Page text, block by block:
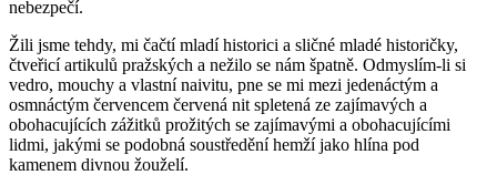
nebezpečí.
Žili jsme tehdy, mi čačtí mladí historici a sličné mladé historičky,
čtveřicí artikulů pražských a nežilo se nám špatně. Odmyslím-li si
vedro, mouchy a vlastní naivitu, pne se mi mezi jedenáctým a
osmnáctým červencem červená nit spletená ze zajímavých a
obohacujících zážitků prožitých se zajímavými a obohacujícími
lidmi, jakými se podobná soustředění hemží jako hlína pod
kamenem divnou žouželí.